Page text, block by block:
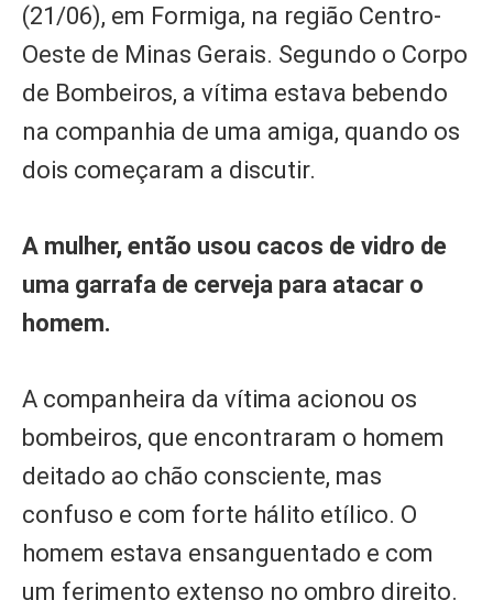
(21/06), em Formiga, na região Centro-
Oeste de Minas Gerais. Segundo o Corpo
de Bombeiros, a vítima estava bebendo
na companhia de uma amiga, quando os
dois começaram a discutir.
A mulher, então usou cacos de vidro de
uma garrafa de cerveja para atacar o
homem.
A companheira da vítima acionou os
bombeiros, que encontraram o homem
deitado ao chão consciente, mas
confuso e com forte hálito etílico. O
homem estava ensanguentado e com
um ferimento extenso no ombro direito.